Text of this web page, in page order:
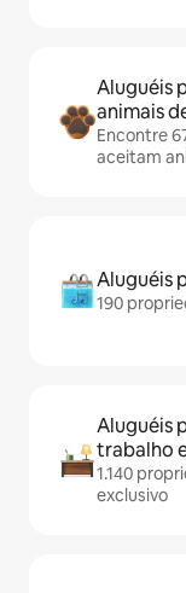
Aluguéis
animais
Encontre
aceitam
Aluguéis
190
Aluguéis
trabalho
1.140
exclusivo